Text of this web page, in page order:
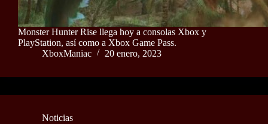
Monster Hunter Rise llega hoy a consolas Xbox y
PlayStation, así como a Xbox Game Pass.
XboxManiac
20 enero, 2023
Noticias